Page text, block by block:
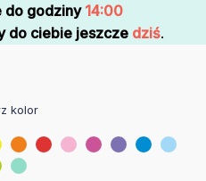
do godziny14:00
do ciebie jeszcze dziś.
kolor